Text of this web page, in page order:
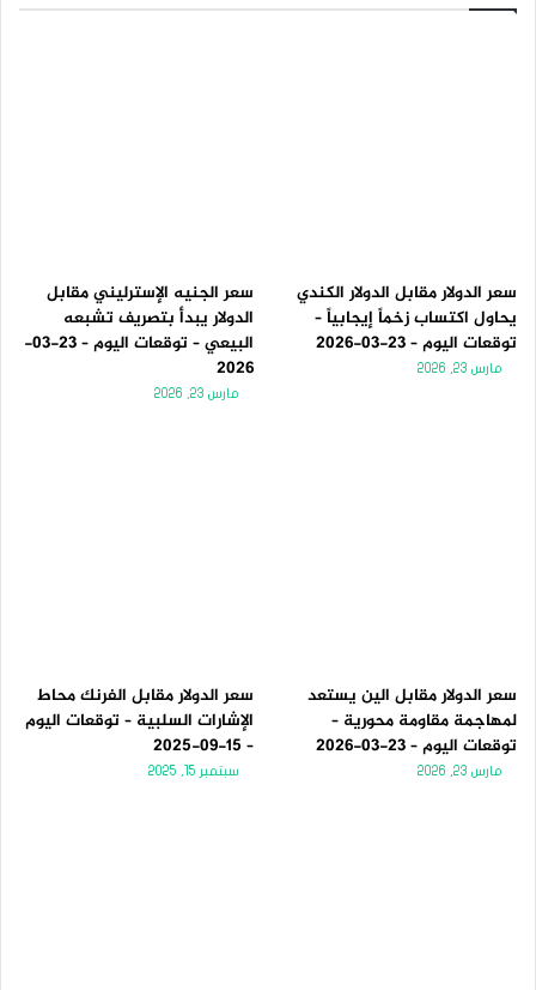
سعر الدولار مقابل الدولار الكندي
يحاول اكتساب زخماً إيجابياً –
توقعات اليوم – 23-03-2026
مارس 23, 2026
سعر الجنيه الإسترليني مقابل
الدولار يبدأ بتصريف تشبعه
البيعي – توقعات اليوم – 23-03-
2026
مارس 23, 2026
سعر الدولار مقابل الين يستعد
لمهاجمة مقاومة محورية –
توقعات اليوم – 23-03-2026
مارس 23, 2026
سعر الدولار مقابل الفرنك محاط
الإشارات السلبية – توقعات اليوم
– 15-09-2025
سبتمبر 15, 2025